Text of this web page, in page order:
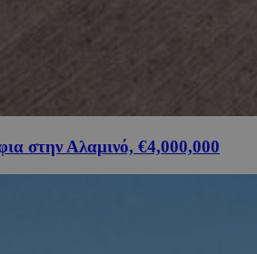
στην Αλαμινό, €4,000,000